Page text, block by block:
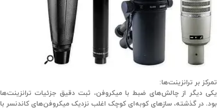
تمرکز بر ترانزینت‌ها:
یکی دیگر از چالش‌های ضبط با میکروفن، ثبت دقیق جزئیات ترانزینت‌ها
بود. در گذشته، سازهای کوبه‌ای کوچک اغلب نزدیک میکروفن‌های کاندنسر با